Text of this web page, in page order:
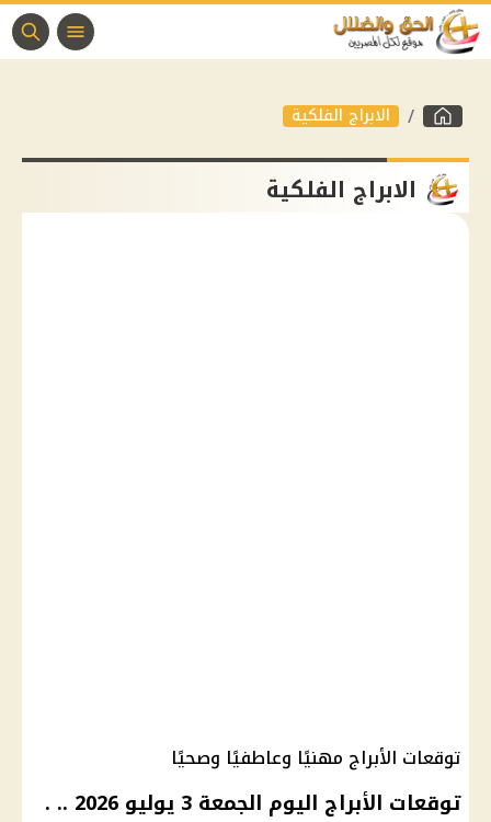
الابراج الفلكية
الابراج الفلكية
توقعات الأبراج مهنيًا وعاطفيًا وصحيًا
توقعات الأبراج اليوم الجمعة 3 يوليو 2026 .. .